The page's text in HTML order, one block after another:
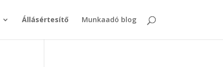
Állásértesítő Munkaadó blog